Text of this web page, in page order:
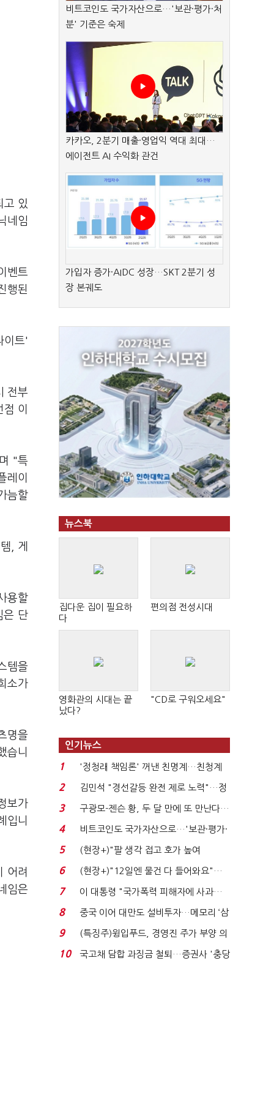
고 있
네임
벤트
행된
이트'
전부
이
"특
레이
늠할
, 게
용할
은 단
템을
소가
명을
습니
보가
입니
어려
임은
비트코인도 국가자산으로…'보관·평가·처
분' 기준은 숙제
카카오, 2분기 매출·영업익 역대 최대…
에이전트 AI 수익화 관건
가입자 증가·AIDC 성장…SKT 2분기 성
장 본궤도
뉴스북
집다운 집이 필요하
다
편의점 전성시대
영화관의 시대는 끝
났다?
"CD로 구워오세요"
인기뉴스
1
'정청래 책임론' 꺼낸 친명계…친청계
는 추가투표 때리기...
2
김민석 "경선갈등 완전 제로 노력"…정
청래 "반명 공세 사...
3
구광모-젠슨 황, 두 달 만에 또 만난다…
로봇·AI 등 논...
4
비트코인도 국가자산으로…'보관·평가·
처분' 기준은 ...
5
(현장+)"팔 생각 접고 호가 높여
요"…'덜 똘똘한 한 채' 20...
6
(현장+)"12일엔 물건 다 들어와요"…
빈 매대 채우며 문 연 ...
7
이 대통령 "국가폭력 피해자에 사과…
적극적 조사로 진...
8
중국 이어 대만도 설비투자…메모리 ‘삼
국전쟁’
9
(특징주)윙입푸드, 경영진 주가 부양 의
지에 상한가...
10
국고채 담합 과징금 철퇴…증권사 '충당